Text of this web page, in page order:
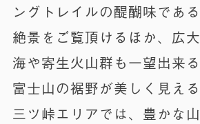
ングトレイルの醍醐味であ
絶景をご覧頂けるほか、広
海や寄生火山群も一望出来る
富士山の裾野が美しく見え
三ツ峠エリアでは、豊かな